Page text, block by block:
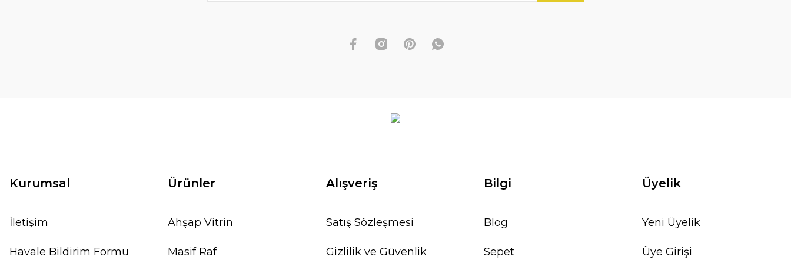
Kurumsal
İletişim
Havale Bildirim Formu
Ürünler
Ahşap Vitrin
Masif Raf
Alışveriş
Satış Sözleşmesi
Gizlilik ve Güvenlik
Bilgi
Blog
Sepet
Üyelik
Yeni Üyelik
Üye Girişi